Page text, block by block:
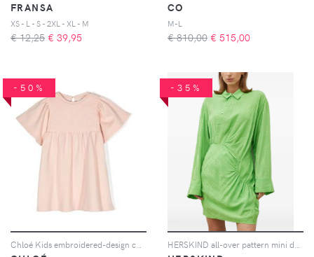
FRANSA
XS - L - S - 2XL - XL - M
€ 12,25 € 39,95
CO
M-L
€ 810,00 € 515,00
-50%
Chloé Kids embroidered-design cotton dress - Rosa
-35%
HERSKIND all-over pattern mini dress - Verde